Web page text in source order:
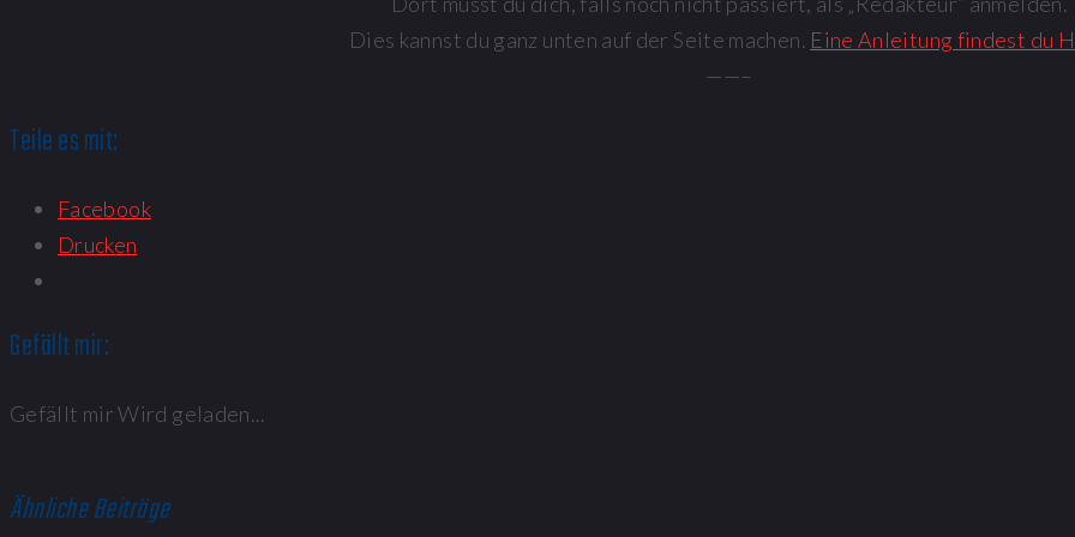
Dies kannst du ganz unten auf der Seite machen. Eine Anleitung findest du
——–
Teile es mit:
Facebook
Drucken
Gefällt mir:
Gefällt mirWird geladen...
Ähnliche Beiträge